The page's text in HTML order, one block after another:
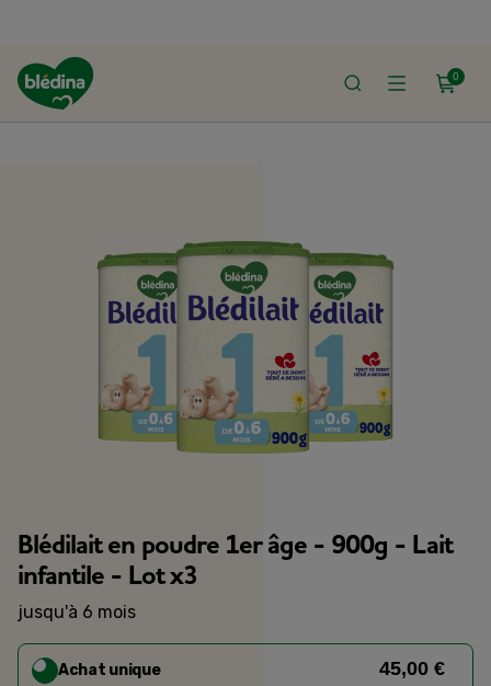
0
ACCUEIL
Blédilait en poudre 1er âge - 900g - Lait
infantile - Lot x3
jusqu'à 6 mois
Achat unique 45,00 €